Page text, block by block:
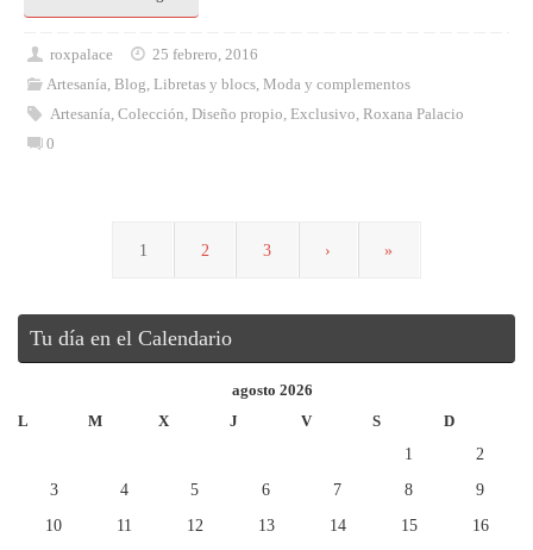
roxpalace
25 febrero, 2016
Artesanía, Blog, Libretas y blocs, Moda y complementos
Artesanía, Colección, Diseño propio, Exclusivo, Roxana Palacio
0
1 2 3 › »
Tu día en el Calendario
agosto 2026
L
M X J V S D
1
2
3
4 5 6 7 8
9
10
11 12 13 14 15
16